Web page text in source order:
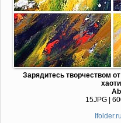
Зарядитесь творчеством
15JPG |
Ifolder.ru